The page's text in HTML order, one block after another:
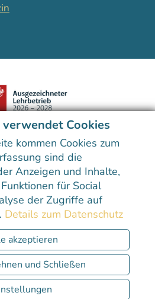
hohe Qualität der kulinarischen
Impressum Erklärung zur Barrierefreiheit
Cookies
kommen Cookies zum
sind die
Anzeigen und Inhalte,
für Social
der Zugriffe auf
Details zum Datenschutz
akzeptieren
und Schließen